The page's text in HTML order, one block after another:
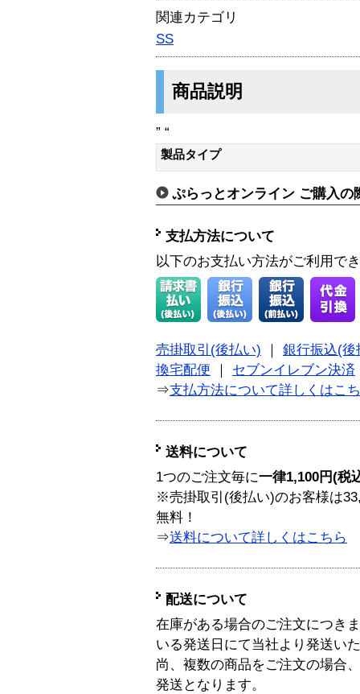
関連カテゴリ
SS
商品説明
” “
製品タイプ
ぷらっとオンライン ご購入の
支払方法について
以下のお支払い方法がご利用で
売掛取引(後払い)
銀行振込(後
換宅配便
セブンイレブン決済
⇒支払方法について詳しくはこ
送料について
1つのご注文毎に一律1,100円(税
※売掛取引(後払い)のお客様は
無料！
⇒送料について詳しくはこちら
配送について
在庫がある場合のご注文につき
いる発送日にて当社より発送い
尚、複数の商品をご注文の場合
発送となります。